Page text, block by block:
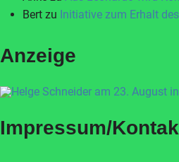
Bert zu Initiative zum Erhalt
Anzeige
Impressum/